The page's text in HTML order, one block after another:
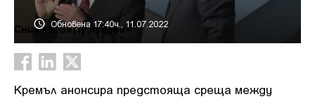
Обновена 17:40ч., 11.07.2022
Снимка: Getty Images
Кремъл анонсира предстояща среща между